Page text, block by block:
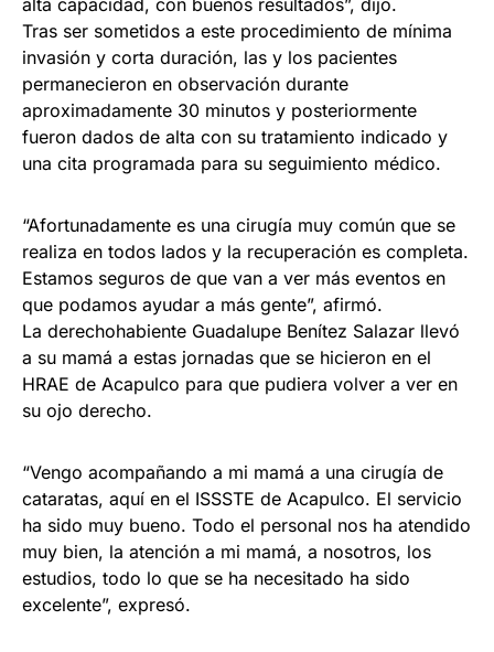
alta capacidad, con buenos resultados”, dijo.
Tras ser sometidos a este procedimiento de mínima
invasión y corta duración, las y los pacientes
permanecieron en observación durante
aproximadamente 30 minutos y posteriormente
fueron dados de alta con su tratamiento indicado y
una cita programada para su seguimiento médico.
“Afortunadamente es una cirugía muy común que se
realiza en todos lados y la recuperación es completa.
Estamos seguros de que van a ver más eventos en
que podamos ayudar a más gente”, afirmó.
La derechohabiente Guadalupe Benítez Salazar llevó
a su mamá a estas jornadas que se hicieron en el
HRAE de Acapulco para que pudiera volver a ver en
su ojo derecho.
“Vengo acompañando a mi mamá a una cirugía de
cataratas, aquí en el ISSSTE de Acapulco. El servicio
ha sido muy bueno. Todo el personal nos ha atendido
muy bien, la atención a mi mamá, a nosotros, los
estudios, todo lo que se ha necesitado ha sido
excelente”, expresó.